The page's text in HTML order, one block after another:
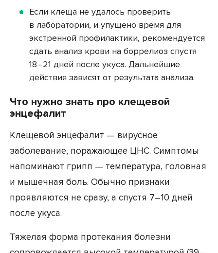
Если клеща не удалось проверить
в лаборатории, и упущено время для
экстренной профилактики, рекомендуется
сдать анализ крови на боррелиоз спустя
18–21 дней после укуса. Дальнейшие
действия зависят от результата анализа.
Что нужно знать про клещевой
энцефалит
Клещевой энцефалит — вирусное
заболевание, поражающее ЦНС. Симптомы
напоминают грипп — температура, головная
и мышечная боль. Обычно признаки
проявляются не сразу, а спустя 7–10 дней
после укуса.
Тяжелая форма протекания болезни